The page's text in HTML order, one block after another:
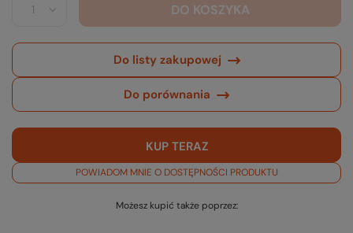
DO KOSZYKA
Do listy zakupowej
Do porównania
KUP TERAZ
POWIADOM MNIE O DOSTĘPNOŚCI PRODUKTU
Możesz kupić także poprzez: